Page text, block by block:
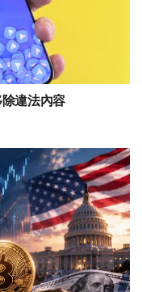
違法內容